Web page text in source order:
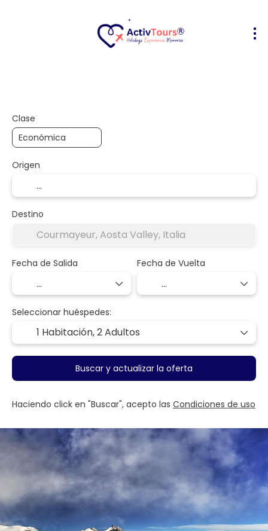
Clase
Origen
Destino
Fecha de Salida Fecha de Vuelta
Seleccionar huéspedes:
1 Habitación,2 Adultos
Buscar y actualizar la oferta
Haciendo click en "Buscar", acepto las Condiciones de uso